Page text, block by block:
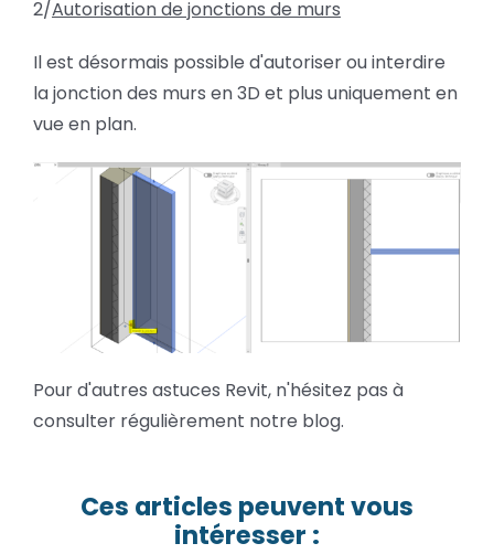
2/Autorisation de jonctions de murs
Il est désormais possible d'autoriser ou interdire
la jonction des murs en 3D et plus uniquement en
vue en plan.
Pour d'autres astuces Revit, n'hésitez pas à
consulter régulièrement notre blog.
Ces articles peuvent vous
intéresser :